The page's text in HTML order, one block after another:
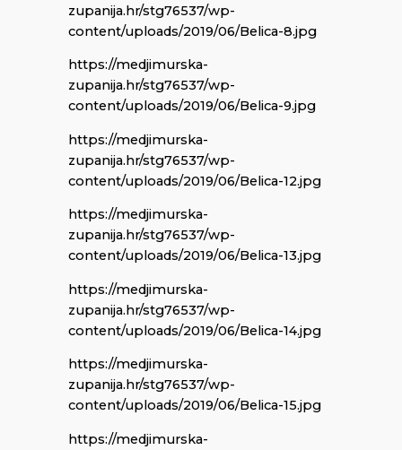
zupanija.hr/stg76537/wp-
content/uploads/2019/06/Belica-8.jpg
https://medjimurska-
zupanija.hr/stg76537/wp-
content/uploads/2019/06/Belica-9.jpg
https://medjimurska-
zupanija.hr/stg76537/wp-
content/uploads/2019/06/Belica-12.jpg
https://medjimurska-
zupanija.hr/stg76537/wp-
content/uploads/2019/06/Belica-13.jpg
https://medjimurska-
zupanija.hr/stg76537/wp-
content/uploads/2019/06/Belica-14.jpg
https://medjimurska-
zupanija.hr/stg76537/wp-
content/uploads/2019/06/Belica-15.jpg
https://medjimurska-